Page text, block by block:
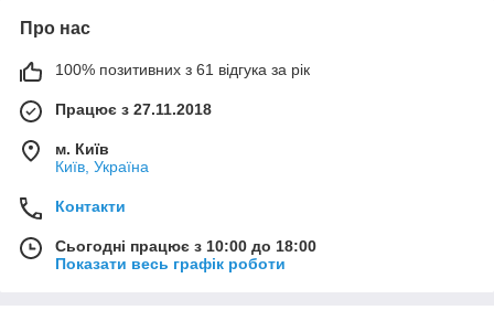
Про нас
100% позитивних з 61 відгука за рік
Працює з 27.11.2018
м. Київ
Київ, Україна
Контакти
Сьогодні працює з 10:00 до 18:00
Показати весь графік роботи